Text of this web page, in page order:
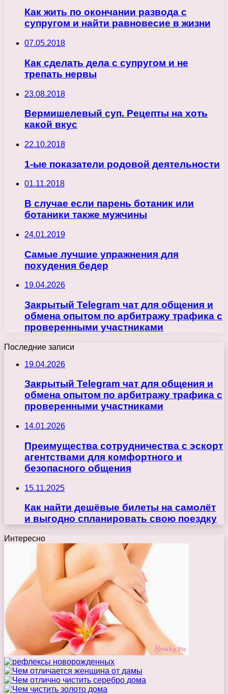
Как жить по окончании развода с
супругом и найти равновесие в жизни
07.05.2018
Как сделать дела с супругом и не
трепать нервы
23.08.2018
Вермишелевый суп. Рецепты на хоть
какой вкус
22.10.2018
1-ые показатели родовой деятельности
01.11.2018
В случае если парень ботаник или
ботаники также мужчины
24.01.2019
Самые лучшие упражнения для
похудения бедер
19.04.2026
Закрытый Telegram чат для общения и
обмена опытом по арбитражу трафика с
проверенными участниками
Последние записи
19.04.2026
Закрытый Telegram чат для общения и
обмена опытом по арбитражу трафика с
проверенными участниками
14.01.2026
Преимущества сотрудничества с эскорт
агентствами для комфортного и
безопасного общения
15.11.2025
Как найти дешёвые билеты на самолёт
и выгодно спланировать свою поездку
Интересно